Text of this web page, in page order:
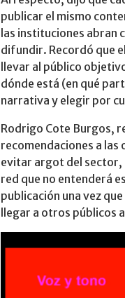
publicar el mismo
las instituciones abran
difundir. Recordó que
llevar al público
dónde está (en qué
narrativa y elegir por
Rodrigo Cote Burgos,
recomendaciones a las
evitar argot del sector,
red que no entenderá
publicación una vez
llegar a otros públicos